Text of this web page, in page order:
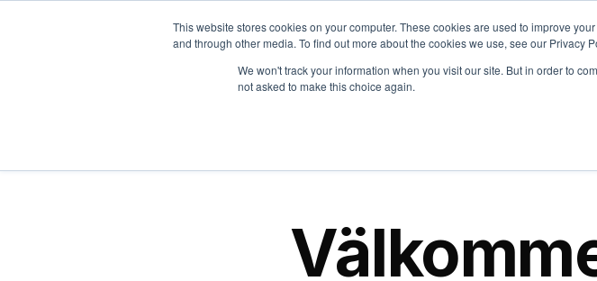
This website stores cookies on your computer. These cookies are used to improve
and through other media. To find out more about the cookies we use, see our Privacy
We won't track your information when you visit our site. But in order to
not asked to make this choice again.